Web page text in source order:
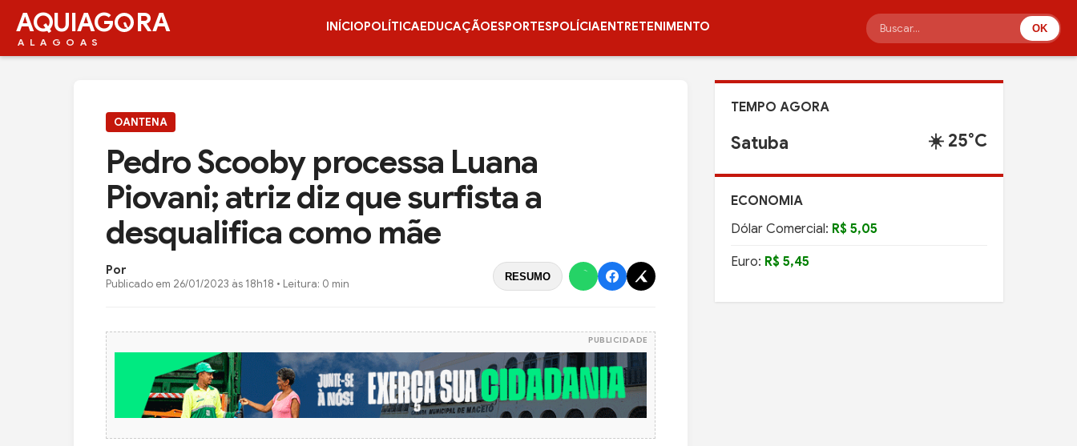
AQUIAG RA
ALAGOAS
INÍCIOPOLÍTICAEDUCAÇÃOESPORTESPOLÍCIAENTRETENIMENTO OK
OANTENA
Pedro Scooby processa Luana
Piovani; atriz diz que surfista a
desqualifica como mãe
Por
Publicado em 26/01/2023 às 18h18 • Leitura: 0 min
RESUMO
PUBLICIDADE
TEMPO AGORA
Satuba ☀️ 25°C
ECONOMIA
Dólar Comercial: R$ 5,05
Euro: R$ 5,45